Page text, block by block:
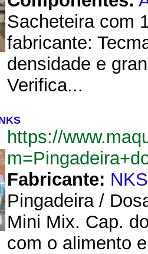
Sacheteira com
fabricante:
densidade e
Verifica...
https://
Fabricante: NKS
Pingadeira /
Mini Mix. Cap.
com o alimento